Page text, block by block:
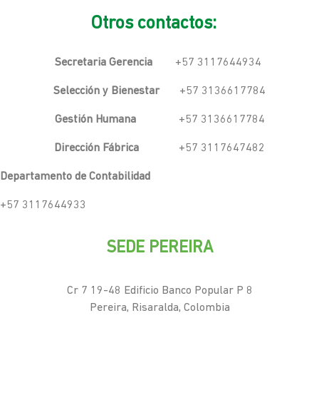
Otros contactos:
Secretaria Gerencia +57 3117644934
Selección y Bienestar+57 3136617784
Gestión Humana+57 3136617784
Dirección Fábrica +57 3117647482
Departamento de Contabilidad
+57 3117644933
SEDE PEREIRA
Cr 7 19-48 Edificio Banco Popular P 8
Pereira, Risaralda, Colombia